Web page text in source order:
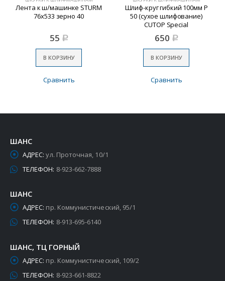
Лента к ш/машинке STURM
76х533 зерно 40
55 Р
В КОРЗИНУ
Сравнить
Шлиф-круг гибкий 100мм Р
50 (сухое шлифование)
CUTOP Special
650 Р
В КОРЗИНУ
Сравнить
ШАНС
АДРЕС: ул. Проточная, 10/1
ТЕЛЕФОН: 8-923-662-7888
ШАНС
АДРЕС: пр. Коммунистический, 95/1
ТЕЛЕФОН: 8-913-695-6140
ШАНС, ТЦ ГОРНЫЙ
АДРЕС: пр. Коммунистический, 109/2
ТЕЛЕФОН: 8-923-661-8822